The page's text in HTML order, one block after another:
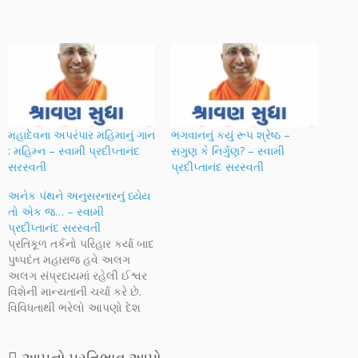
મહાદેવના અપરંપાર મહિમાનું ગાન
: મહિમ્ન – સ્વામી પ્રદીપ્તાનંદ
સરસ્વતી
ભગવાનનું કયું રૂપ શ્રેષ્ઠ –
સગુણ કે નિર્ગુણ? – સ્વામી
પ્રદીપ્તાનંદ સરસ્વતી
અનેક પંથને અનુસરનારનું ધ્યેય
તો એક જ… – સ્વામી
પ્રદીપ્તાનંદ સરસ્વતી
પ્રતિકૂળ તર્કનો પરિહાર કર્યા બાદ
પુષ્પદંત મહારાજ હવે અલગ
અલગ સંપ્રદાયમાં રહેલી ઈશ્વર
વિશેની માન્યતાની ચર્ચા કરે છે.
વિવિધતાથી ભરેલો આપણો દેશ